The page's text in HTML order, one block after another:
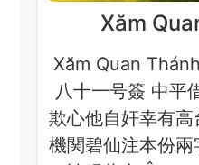
Xăm
Xăm Quan
八十一号簽 中平
欺心他自奸幸有
機関碧仙注本份